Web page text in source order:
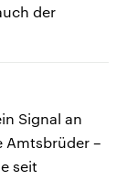
der
Signal an
Amtsbrüder –
seit